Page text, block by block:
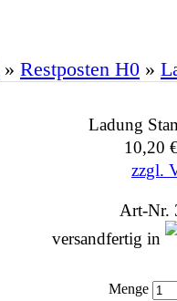
» Restposten H0 »
Ladung
10,20
zzgl.
Art-Nr.
versandfertig in
Menge